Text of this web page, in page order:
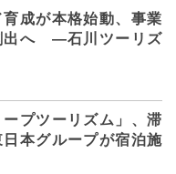
成が本格始動、事業
出へ ―石川ツーリズ
プツーリズム」、滞
本グループが宿泊施